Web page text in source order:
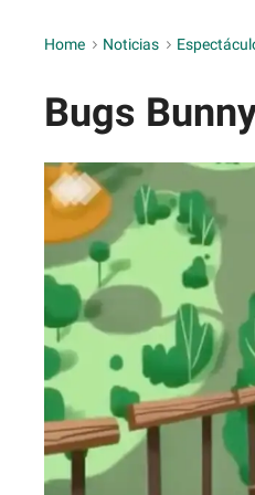
Home > Noticias >
Bugs